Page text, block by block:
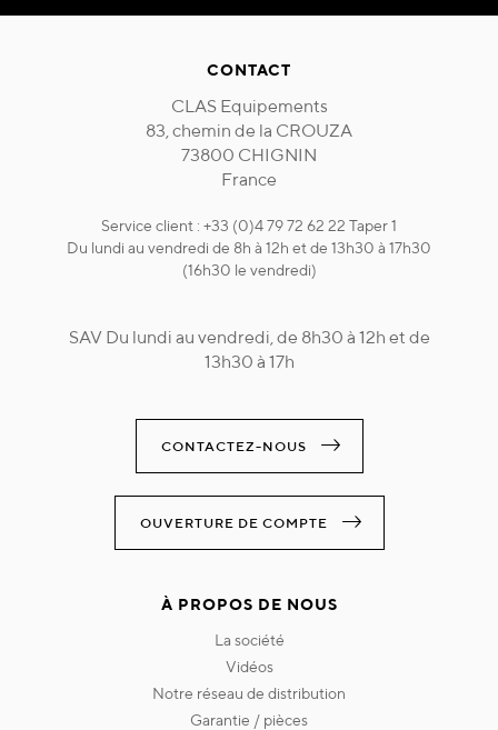
CONTACT
CLAS Equipements
83, chemin de la CROUZA
73800 CHIGNIN
France
Service client : +33 (0)4 79 72 62 22 Taper 1
Du lundi au vendredi de 8h à 12h et de 13h30 à 17h30
(16h30 le vendredi)
SAV Du lundi au vendredi, de 8h30 à 12h et de
13h30 à 17h
CONTACTEZ-NOUS
OUVERTURE DE COMPTE
À PROPOS DE NOUS
la société
vidéos
notre réseau de distribution
garantie / pièces